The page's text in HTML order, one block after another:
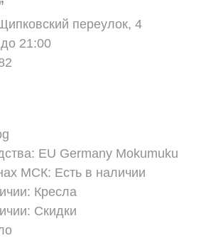
переулок, 4
21:00
EU Germany Mokumuku
МСК: Eсть в наличии
Кресла
Скидки